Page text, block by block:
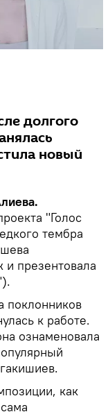
долгого
новый
"Голос
тембра
презентовала
поклонников
к работе.
ознаменовала
как
сама